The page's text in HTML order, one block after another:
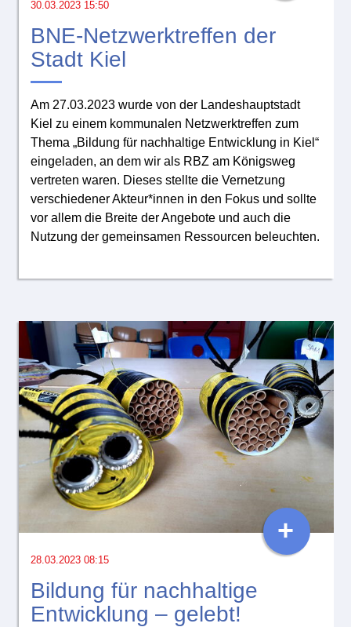
30.03.2023 15:50
BNE-Netzwerktreffen der
Stadt Kiel
Am 27.03.2023 wurde von der Landeshauptstadt
Kiel zu einem kommunalen Netzwerktreffen zum
Thema „Bildung für nachhaltige Entwicklung in Kiel“
eingeladen, an dem wir als RBZ am Königsweg
vertreten waren. Dieses stellte die Vernetzung
verschiedener Akteur*innen in den Fokus und sollte
vor allem die Breite der Angebote und auch die
Nutzung der gemeinsamen Ressourcen beleuchten.
28.03.2023 08:15
Bildung für nachhaltige
Entwicklung – gelebt!
+